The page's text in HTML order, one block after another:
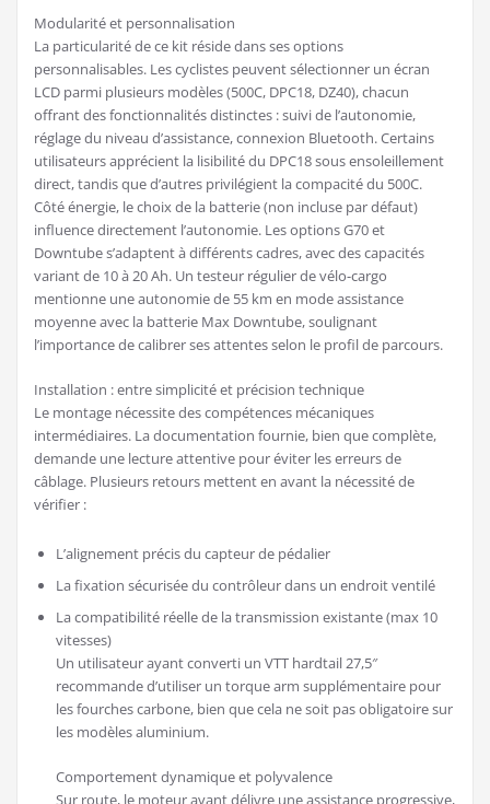
Modularité et personnalisation
La particularité de ce kit réside dans ses options
personnalisables. Les cyclistes peuvent sélectionner un écran
LCD parmi plusieurs modèles (500C, DPC18, DZ40), chacun
offrant des fonctionnalités distinctes : suivi de l’autonomie,
réglage du niveau d’assistance, connexion Bluetooth. Certains
utilisateurs apprécient la lisibilité du DPC18 sous ensoleillement
direct, tandis que d’autres privilégient la compacité du 500C.
Côté énergie, le choix de la batterie (non incluse par défaut)
influence directement l’autonomie. Les options G70 et
Downtube s’adaptent à différents cadres, avec des capacités
variant de 10 à 20 Ah. Un testeur régulier de vélo-cargo
mentionne une autonomie de 55 km en mode assistance
moyenne avec la batterie Max Downtube, soulignant
l’importance de calibrer ses attentes selon le profil de parcours.
Installation : entre simplicité et précision technique
Le montage nécessite des compétences mécaniques
intermédiaires. La documentation fournie, bien que complète,
demande une lecture attentive pour éviter les erreurs de
câblage. Plusieurs retours mettent en avant la nécessité de
vérifier :
L’alignement précis du capteur de pédalier
La fixation sécurisée du contrôleur dans un endroit ventilé
La compatibilité réelle de la transmission existante (max 10
vitesses)
Un utilisateur ayant converti un VTT hardtail 27,5″
recommande d’utiliser un torque arm supplémentaire pour
les fourches carbone, bien que cela ne soit pas obligatoire sur
les modèles aluminium.
Comportement dynamique et polyvalence
Sur route, le moteur avant délivre une assistance progressive,